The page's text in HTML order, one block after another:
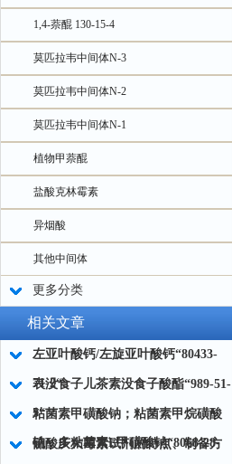
1,4-萘醌 130-15-4
莫匹拉韦中间体N-3
莫匹拉韦中间体N-2
莫匹拉韦中间体N-1
植物甲萘醌
盐酸克林霉素
异烟酸
其他中间体
更多分类
相关文章
左亚叶酸钙/左旋亚叶酸钙“80433-
71-2“
表没食子儿茶素没食子酸酯“989-51-
5“
粘菌素甲磺酸钠；粘菌素甲烷磺酸
钠；多粘菌素E甲磺酸钠“8068-28-
硫酸庆大霉素试剂的特点、制备方